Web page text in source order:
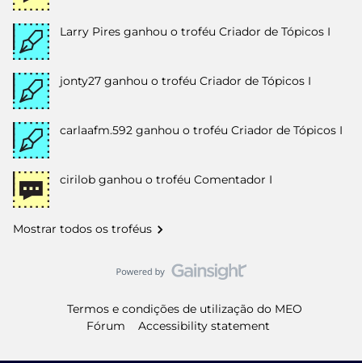
Larry Pires ganhou o troféu Criador de Tópicos I
jonty27 ganhou o troféu Criador de Tópicos I
carlaafm.592 ganhou o troféu Criador de Tópicos I
cirilob ganhou o troféu Comentador I
Mostrar todos os troféus
Termos e condições de utilização do MEO
Fórum
Accessibility statement